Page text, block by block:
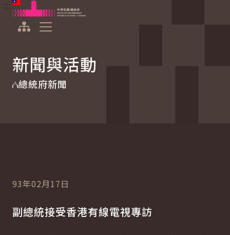
跳到主要內容
中華民國總統府
新聞與活動
總統府新聞
93年02月17日
副總統接受香港有線電視專訪